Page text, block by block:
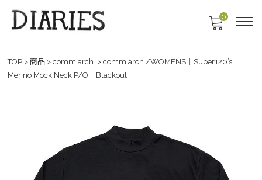
0
TOP > 商品 > comm.arch. > comm.arch./WOMENS｜Super120’s
Merino Mock Neck P/O｜Blackout